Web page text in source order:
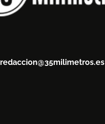
redaccion@35milimetros.es